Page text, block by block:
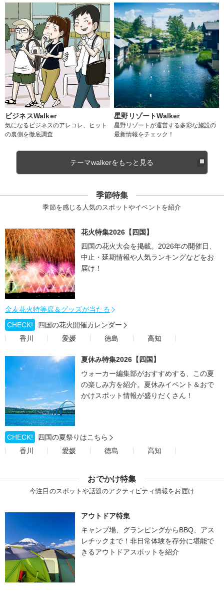
ビジネスWalker
気になるビジネスのアレコレ、ヒット
の裏側を徹底調査
星野リゾートWalker
星野リゾートが運営する多彩な施設の
最新情報をチェック！
テーマwalkerをもっと見る
季節特集
季節を感じる人気のスポットやイベントを紹介
花火特集2026【四国】
四国の花火大会を掲載。2026年の開催日、
中止・延期情報や人気ランキングなどをお
届け！
金麦花火特等席＆グッズが当たる
CHECK!
四国の花火開催カレンダー
香川
愛媛 徳島 高知
夏休み特集2026【四国】
ウォーカー編集部がおすすめする、この夏
の楽しみ方を紹介。夏休みイベント＆おで
かけスポット情報が盛りだくさん！
CHECK!
四国の夏祭りはこちら
香川
愛媛 徳島 高知
おでかけ特集
今注目のスポットや話題のアクティビティ情報をお届け
アウトドア特集
キャンプ場、グランピングからBBQ、アス
レチックまで！非日常体験を存分に堪能で
きるアウトドアスポットを紹介